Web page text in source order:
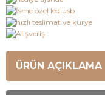
ÜRÜN AÇIKLAMA